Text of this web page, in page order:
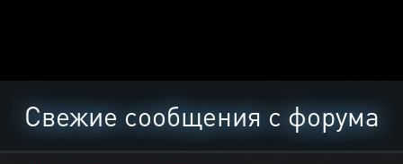
Свежие сообщения с форума